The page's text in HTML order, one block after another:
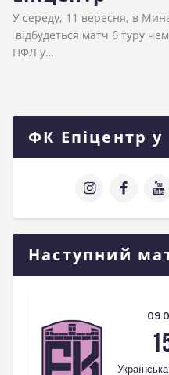
У середу, 11 вересня, в
відбудеться матч 6 туру
ПФЛ у…
ФК Епіцентр
Наступний